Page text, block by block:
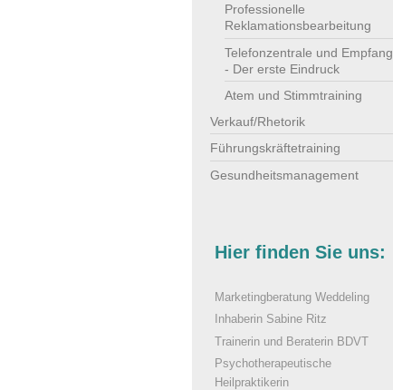
Professionelle
Reklamationsbearbeitung
Telefonzentrale und Empfang
- Der erste Eindruck
Atem und Stimmtraining
Verkauf/Rhetorik
Führungskräftetraining
Gesundheitsmanagement
Hier finden Sie uns:
Marketingberatung Weddeling
Inhaberin Sabine Ritz
Trainerin und Beraterin BDVT
Psychotherapeutische
Heilpraktikerin